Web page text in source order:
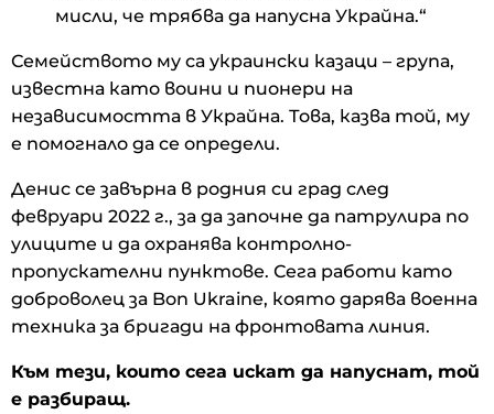
мисли, че трябва да напусна Украйна.“
Семейството му са украински казаци – група,
известна като воини и пионери на
независимостта в Украйна. Това, казва той, му
е помогнало да се определи.
Денис се завърна в родния си град след
февруари 2022 г., за да започне да патрулира по
улиците и да охранява контролно-
пропускателни пунктове. Сега работи като
доброволец за Bon Ukraine, която дарява военна
техника за бригади на фронтовата линия.
Към тези, които сега искат да напуснат, той
е разбиращ.